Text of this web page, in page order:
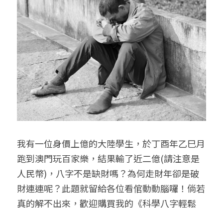
我有一位身價上億的大陸學生，於丁酉年乙巳月
跑到澳門玩百家樂，結果輸了近二億(請注意是
人民幣)，八字不是缺財嗎？為何走財年卻是破
財連連呢？此題就留給各位看倌動動腦囉！倘若
真的解不出來，歡迎購買我的《科學八字輕鬆